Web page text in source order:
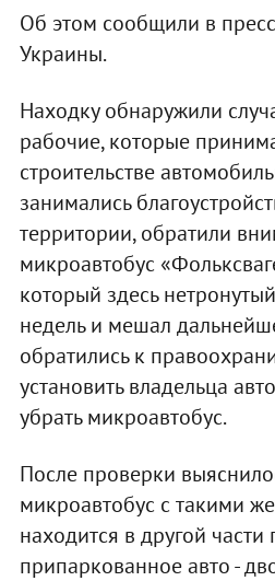
Об этом сообщили в
Украины.
Находку обнаружили
рабочие, которые
строительстве
занимались
территории, обратили
микроавтобус
который здесь
недель и мешал
обратились к
установить владельца
убрать микроавтобус.
После проверки
микроавтобус с такими
находится в другой части
припаркованное авто -